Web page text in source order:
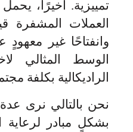
تمييزية. أخيرًا،
العملات المشفرة
وانفتاحًا غير معهودٍ
الوسط المثالي
الراديكالية بكلفة
نحن بالتالي نرى
بشكلٍ مبادر لرعاية